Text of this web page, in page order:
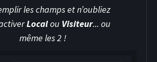
les champs et n’oubliez
Localou Visiteur... ou
même les 2 !